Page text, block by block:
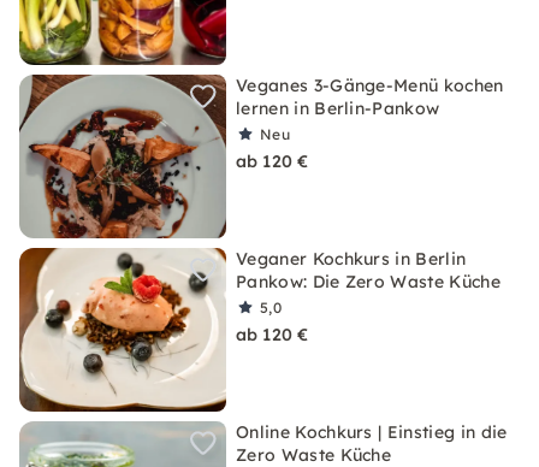
Veganes 3-Gänge-Menü kochen
lernen in Berlin-Pankow
Neu
ab 120 €
Veganer Kochkurs in Berlin
Pankow: Die Zero Waste Küche
5,0
ab 120 €
Online Kochkurs | Einstieg in die
Zero Waste Küche